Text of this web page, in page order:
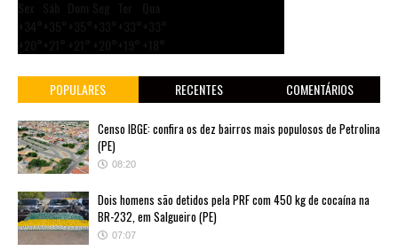
POPULARES RECENTES COMENTÁRIOS
Censo IBGE: confira os dez bairros mais populosos de Petrolina
(PE)
08:20
Dois homens são detidos pela PRF com 450 kg de cocaína na
BR-232, em Salgueiro (PE)
07:07